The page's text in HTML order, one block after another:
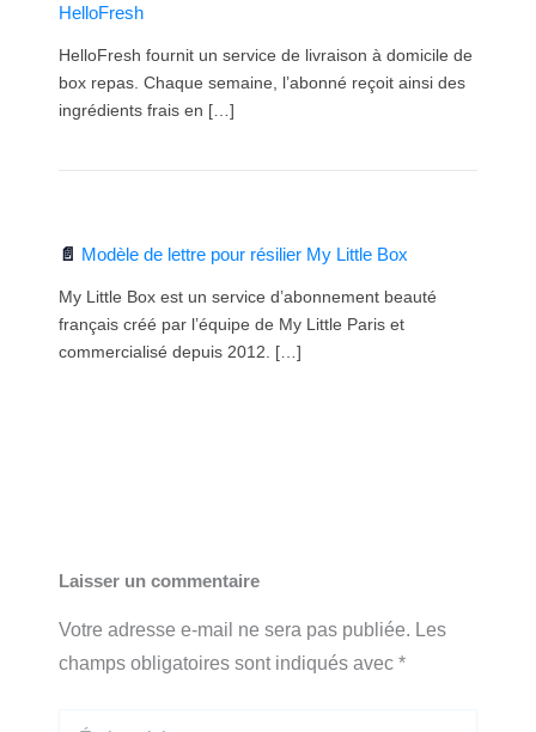
HelloFresh
HelloFresh fournit un service de livraison à domicile de
box repas. Chaque semaine, l’abonné reçoit ainsi des
ingrédients frais en […]
Modèle de lettre pour résilier My Little Box
My Little Box est un service d’abonnement beauté
français créé par l’équipe de My Little Paris et
commercialisé depuis 2012. […]
Laisser un commentaire
Votre adresse e-mail ne sera pas publiée. Les
champs obligatoires sont indiqués avec *